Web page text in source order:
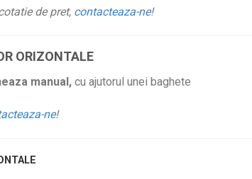
de pret, contacteaza-ne!
ORIZONTALE
manual, cu ajutorul unei baghete
ne!